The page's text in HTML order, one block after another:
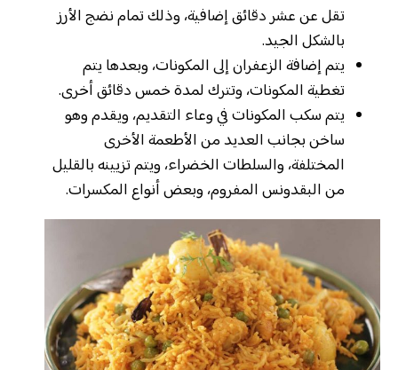
تقل عن عشر دقائق إضافية، وذلك تمام نضج الأرز
بالشكل الجيد.
يتم إضافة الزعفران إلى المكونات، وبعدها يتم
تغطية المكونات، وتترك لمدة خمس دقائق أخرى.
يتم سكب المكونات في وعاء التقديم، ويقدم وهو
ساخن بجانب العديد من الأطعمة الأخرى
المختلفة، والسلطات الخضراء، ويتم تزيينه بالقليل
من البقدونس المفروم، وبعض أنواع المكسرات.